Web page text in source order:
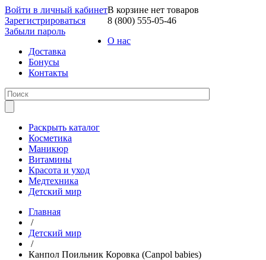
Войти в личный кабинет
Зарегистрироваться
Забыли пароль
В корзине нет товаров
8 (800) 555-05-46
О нас
Доставка
Бонусы
Контакты
Раскрыть каталог
Косметика
Маникюр
Витамины
Красота и уход
Медтехника
Детский мир
Главная
/
Детский мир
/
Канпол Поильник Коровка (Canpol babies)